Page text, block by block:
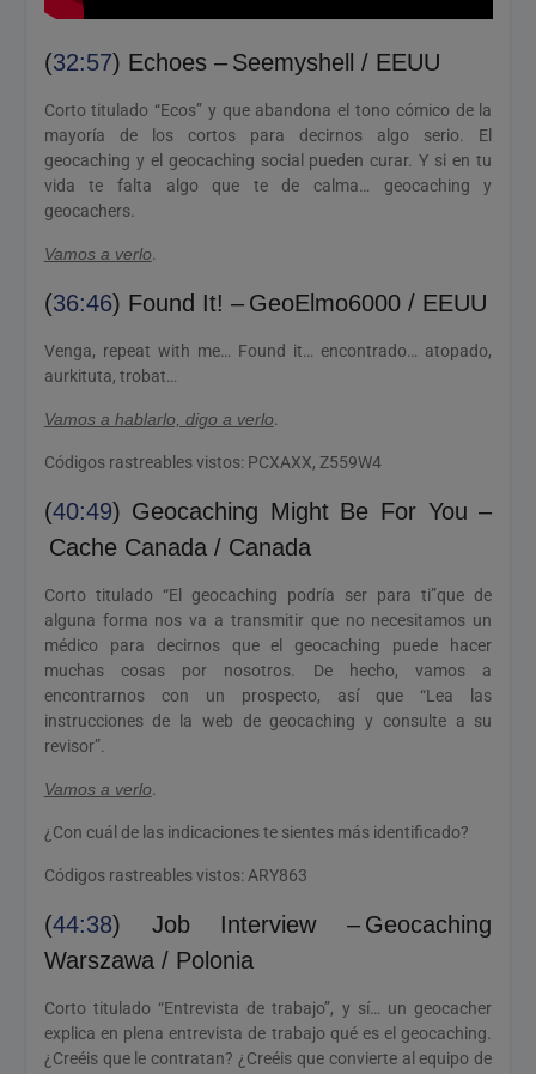
(32:57) Echoes – Seemyshell / EEUU
Corto titulado “Ecos” y que abandona el tono cómico de la
mayoría de los cortos para decirnos algo serio. El
geocaching y el geocaching social pueden curar. Y si en tu
vida te falta algo que te de calma… geocaching y
geocachers.
Vamos a verlo.
(36:46) Found It! – GeoElmo6000 / EEUU
Venga, repeat with me… Found it… encontrado… atopado,
aurkituta, trobat…
Vamos a hablarlo, digo a verlo.
Códigos rastreables vistos: PCXAXX, Z559W4
(40:49) Geocaching Might Be For You –
Cache Canada / Canada
Corto titulado “El geocaching podría ser para ti”que de
alguna forma nos va a transmitir que no necesitamos un
médico para decirnos que el geocaching puede hacer
muchas cosas por nosotros. De hecho, vamos a
encontrarnos con un prospecto, así que “Lea las
instrucciones de la web de geocaching y consulte a su
revisor”.
Vamos a verlo.
¿Con cuál de las indicaciones te sientes más identificado?
Códigos rastreables vistos: ARY863
(44:38) Job Interview – Geocaching
Warszawa / Polonia
Corto titulado “Entrevista de trabajo”, y sí… un geocacher
explica en plena entrevista de trabajo qué es el geocaching.
¿Creéis que le contratan? ¿Creéis que convierte al equipo de